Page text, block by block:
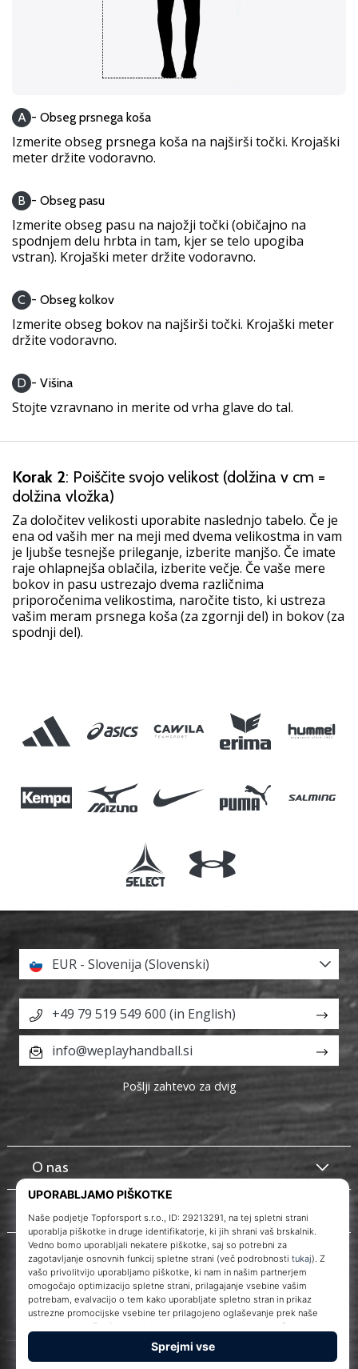
kot
smo
mi?
Pridruži
nam
kot
brend
ambasador/ka.
Prikaži
vse
A - Obseg prsnega koša
Izmerite obseg prsnega koša na najširši točki. Krojaški
meter držite vodoravno.
B - Obseg pasu
Izmerite obseg pasu na najožji točki (običajno na
spodnjem delu hrbta in tam, kjer se telo upogiba
vstran). Krojaški meter držite vodoravno.
C - Obseg kolkov
Izmerite obseg bokov na najširši točki. Krojaški meter
držite vodoravno.
D - Višina
Stojte vzravnano in merite od vrha glave do tal.
Korak 2: Poiščite svojo velikost (dolžina v cm =
dolžina vložka)
Za določitev velikosti uporabite naslednjo tabelo. Če je
ena od vaših mer na meji med dvema velikostma in vam
je ljubše tesnejše prileganje, izberite manjšo. Če imate
raje ohlapnejša oblačila, izberite večje. Če vaše mere
bokov in pasu ustrezajo dvema različnima
priporočenima velikostima, naročite tisto, ki ustreza
vašim meram prsnega koša (za zgornji del) in bokov (za
spodnji del).
WePlayHandball.si
O nas
Storitve za stranke
EUR - Slovenija (Slovenski)
+49 79 519 549 600 (in English)
info@weplayhandball.si
Pošlji zahtevo za dvig
© 2010 – 2026 WePlayHandball.si